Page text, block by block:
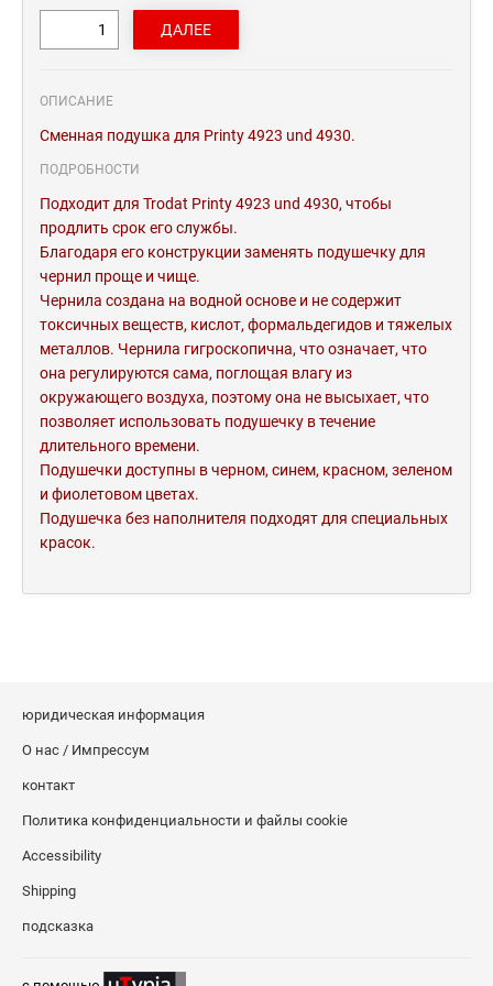
ОПИСАНИЕ
Сменная подушка для Printy 4923 und 4930.
ПОДРОБНОСТИ
Подходит для Trodat Printy 4923 und 4930, чтобы
продлить срок его службы.
Благодаря его конструкции заменять подушечку для
чернил проще и чище.
Чернила создана на водной основе и не содержит
токсичных веществ, кислот, формальдегидов и тяжелых
металлов. Чернила гигроскопична, что означает, что
она регулируются сама, поглощая влагу из
окружающего воздуха, поэтому она не высыхает, что
позволяет использовать подушечку в течение
длительного времени.
Подушечки доступны в черном, синем, красном, зеленом
и фиолетовом цветах.
Подушечка без наполнителя подходят для специальных
красок.
юридическая информация
О нас / Импрессум
контакт
Политика конфиденциальности и файлы cookie
Accessibility
Shipping
подсказка